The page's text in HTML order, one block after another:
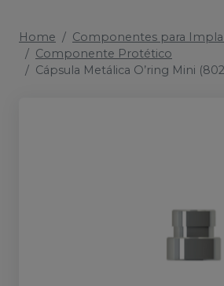
Home
Componentes para
Componente Protético
Cápsula Metálica O’ring Mini